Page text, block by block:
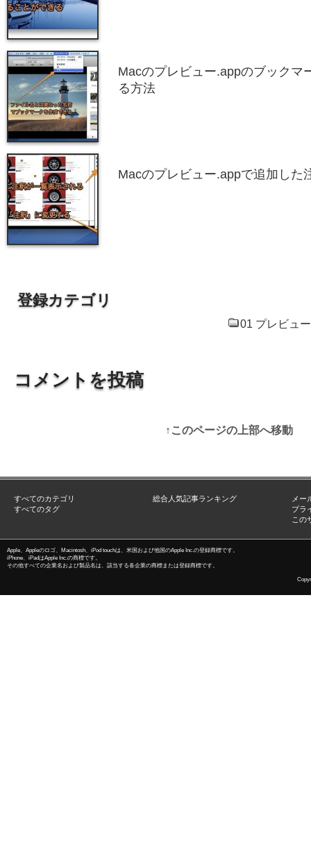
Macのプレビュー.appのブックマ
る方法
Macのプレビュー.appで追加した
登録カテゴリ
01 プレビュ
コメントを投稿
↑このページの上部へ移動
すべてのカテゴリ
すべてのタグ
総合人気記事ランキング
メー
プラ
この
Apple、Appleのロゴ、Macintosh、iPod touchは、米国および他国のApple Inc.の登録商標です。
iPhone、iPadはApple Inc.の商標です。
その他すべての企業名および製品名は、該当する各企業の商標または登録商標です。